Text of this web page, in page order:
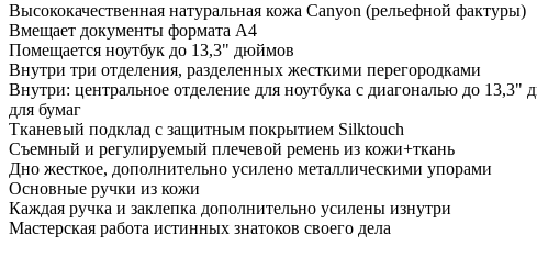
Высококачественная натуральная кожа Canyon (рельефной фактуры)
Вмещает документы формата А4
Помещается ноутбук до 13,3" дюймов
Внутри три отделения, разделенных жесткими перегородками
Внутри: центральное отделение для ноутбука с диагональю до
для бумаг
Тканевый подклад с защитным покрытием Silktouch
Съемный и регулируемый плечевой ремень из кожи+ткань
Дно жесткое, дополнительно усилено металлическими упорами
Основные ручки из кожи
Каждая ручка и заклепка дополнительно усилены изнутри
Мастерская работа истинных знатоков своего дела